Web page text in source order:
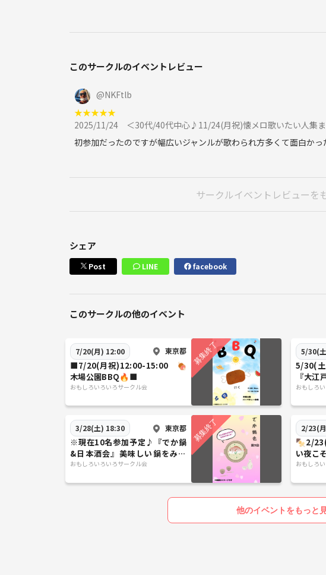
このサークルのイベントレビュー
@NKFtlb
★★★★★
2025/11/24
＜30代/40代中心♪11/24(月祝)懐メロ歌いたい人集
初参加だったのですが幅広いジャンルが歌わられ方多くて面白かっ
サークルイベントレビューを
シェア
Post LINE facebook
このサークルの他のイベント
7/20(月) 12:00 東京都
■7/20(月祝)12:00-15:00 🍖
木場公園BBQ🔥■
おもしろいろいろサークル会
5/30(
5/30(
『大
行こう
おもしろ
3/28(土) 18:30 東京都
※現在10名参加予定♪『でか鍋
&日本酒会』美味しい鍋をみん
なでつっつこう♪
おもしろいろいろサークル会
2/23(
🍢2/
い夜こ
おもしろ
他のイベントをもっと